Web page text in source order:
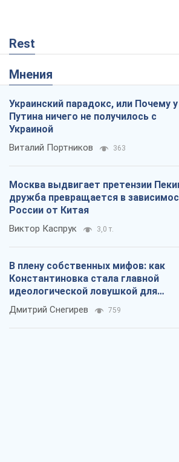
Rest
Мнения
Украинский парадокс, или Почему у
Путина ничего не получилось с
Украиной
Виталий Портников 363
Москва выдвигает претензии
дружба превращается в
России от Китая
Виктор Каспрук 3,0 т.
В плену собственных мифов: как
Константиновка стала главной
идеологической ловушкой для
российских оккупантов
Дмитрий Снегирев 759